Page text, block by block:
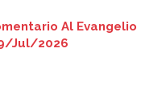
Al Evangelio
Jul/2026